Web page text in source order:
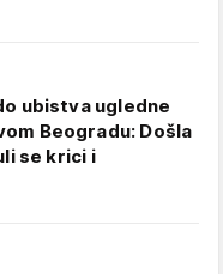
ubistva ugledne
Beogradu: Došla
se krici i